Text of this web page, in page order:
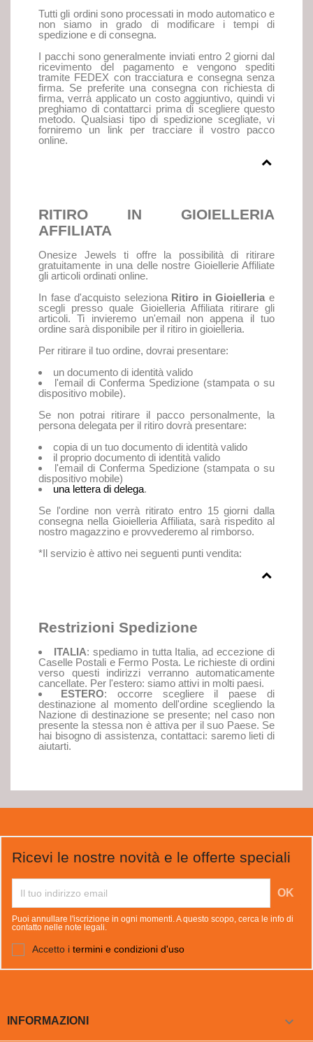
Tutti gli ordini sono processati in modo automatico e
non siamo in grado di modificare i tempi di
spedizione e di consegna.
I pacchi sono generalmente inviati entro 2 giorni dal
ricevimento del pagamento e vengono spediti
tramite FEDEX con tracciatura e consegna senza
firma. Se preferite una consegna con richiesta di
firma, verrà applicato un costo aggiuntivo, quindi vi
preghiamo di contattarci prima di scegliere questo
metodo. Qualsiasi tipo di spedizione scegliate, vi
forniremo un link per tracciare il vostro pacco
online.
RITIRO IN GIOIELLERIA
AFFILIATA
Onesize Jewels ti offre la possibilità di ritirare
gratuitamente in una delle nostre Gioiellerie Affiliate
gli articoli ordinati online.
In fase d'acquisto seleziona Ritiro in Gioielleria e
scegli presso quale Gioielleria Affiliata ritirare gli
articoli. Ti invieremo un'email non appena il tuo
ordine sarà disponibile per il ritiro in gioielleria.
Per ritirare il tuo ordine, dovrai presentare:
un documento di identità valido
l'email di Conferma Spedizione (stampata o su
dispositivo mobile).
Se non potrai ritirare il pacco personalmente, la
persona delegata per il ritiro dovrà presentare:
copia di un tuo documento di identità valido
il proprio documento di identità valido
l'email di Conferma Spedizione (stampata o su
dispositivo mobile)
una lettera di delega.
Se l'ordine non verrà ritirato entro 15 giorni dalla
consegna nella Gioielleria Affiliata, sarà rispedito al
nostro magazzino e provvederemo al rimborso.
*Il servizio è attivo nei seguenti punti vendita:
Restrizioni Spedizione
ITALIA: spediamo in tutta Italia, ad eccezione di
Caselle Postali e Fermo Posta. Le richieste di ordini
verso questi indirizzi verranno automaticamente
cancellate. Per l'estero: siamo attivi in molti paesi.
ESTERO: occorre scegliere il paese di
destinazione al momento dell'ordine scegliendo la
Nazione di destinazione se presente; nel caso non
presente la stessa non è attiva per il suo Paese. Se
hai bisogno di assistenza, contattaci: saremo lieti di
aiutarti.
Ricevi le nostre novità e le offerte speciali
Puoi annullare l'iscrizione in ogni momenti. A questo scopo, cerca le info di
contatto nelle note legali.
Accetto i termini e condizioni d'uso
INFORMAZIONI 